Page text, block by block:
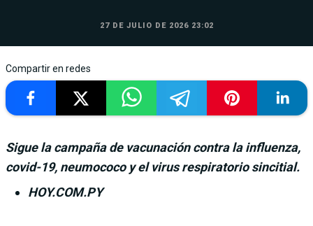
27 DE JULIO DE 2026 23:02
Compartir en redes
Sigue la campaña de vacunación contra la influenza,
covid-19, neumococo y el virus respiratorio sincitial.
HOY.COM.PY